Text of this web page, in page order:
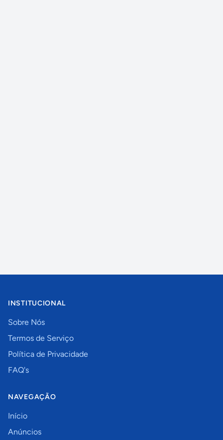
INSTITUCIONAL
Sobre Nós
Termos de Serviço
Política de Privacidade
FAQ's
NAVEGAÇÃO
Início
Anúncios